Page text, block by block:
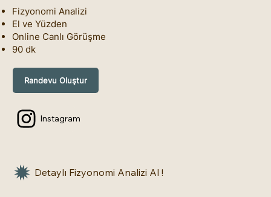
Fizyonomi Analizi
El ve Yüzden
Online Canlı Görüşme
90 dk
Randevu Oluştur
Instagram
Detaylı Fizyonomi Analizi Al !